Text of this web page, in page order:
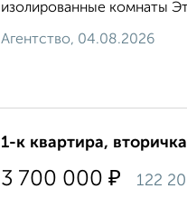
изолированные комнаты
Агентство, 04.08.2026
1-к квартира,
3 700 000 ₽ 122